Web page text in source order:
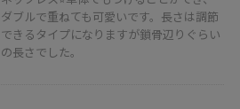
ダブルで重ねても可愛いです。長さは調節
できるタイプになりますが鎖骨辺りぐらい
の長さでした。